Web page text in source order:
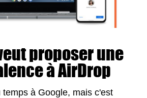
proposer une
à AirDrop
à Google, mais c'est